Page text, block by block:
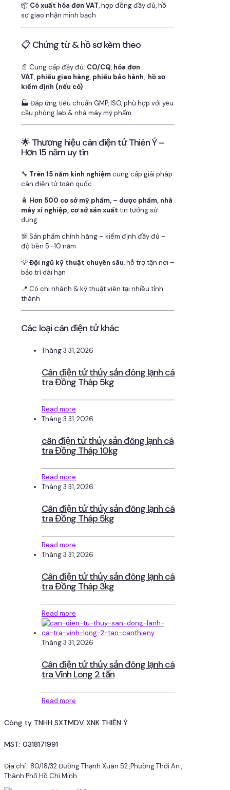
📦 Có xuất hóa đơn VAT, hợp đồng đầy đủ, hồ
sơ giao nhận minh bạch
📋 Chứng từ & hồ sơ kèm theo
📄 Cung cấp đầy đủ: CO/CQ, hóa đơn
VAT, phiếu giao hàng, phiếu bảo hành, hồ sơ
kiểm định (nếu có)
🏭 Đáp ứng tiêu chuẩn GMP, ISO, phù hợp với yêu
cầu phòng lab & nhà máy mỹ phẩm
🌟 Thương hiệu cân điện tử Thiên Ý –
Hơn 15 năm uy tín
🔧 Trên 15 năm kinh nghiệmcung cấp giải pháp
cân điện tử toàn quốc
🧴 Hơn 500 cơ sở mỹ phẩm, – dược phẩm, nhà
máy xí nghiệp, cơ sở sản xuất tin tưởng sử
dụng
💯 Sản phẩm chính hãng – kiểm định đầy đủ –
độ bền 5–10 năm
💡Đội ngũ kỹ thuật chuyên sâu, hỗ trợ tận nơi –
bảo trì dài hạn
📍 Có chi nhánh & kỹ thuật viên tại nhiều tỉnh
thành
Các loại cân điện tử khác
Tháng 3 31, 2026
Cân điện tử thủy sản đông lạnh cá
tra Đồng Tháp 5kg
Read more
Tháng 3 31, 2026
cân điện tử thủy sản đông lạnh cá
tra Đồng Tháp 10kg
Read more
Tháng 3 31, 2026
Cân điện tử thủy sản đông lạnh cá
tra Đồng Tháp 5kg
Read more
Tháng 3 31, 2026
Cân điện tử thủy sản đông lạnh cá
tra Đồng Tháp 3kg
Read more
Tháng 3 31, 2026
Cân điện tử thủy sản đông lạnh cá
tra Vĩnh Long 2 tấn
Read more
Công ty TNHH SXTMDV XNK THIÊN Ý
MST: 0318171991
Địa chỉ : 80/18/32 Đường Thạnh Xuân 52 ,Phường Thới An ,
Thành Phố Hồ Chí Minh.